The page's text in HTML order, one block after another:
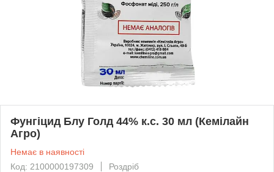
Фунгіцид Блу Голд 44% к.с. 30 мл (Кемілайн
Агро)
Немає в наявності
Код: 2100000197309
Роздріб